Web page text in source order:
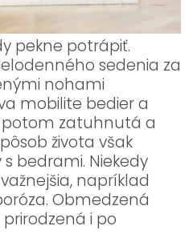
pekne potrápiť.
sedenia za
nohami
mobilite bedier a
zatuhnutá a
života však
bedrami. Niekedy
napríklad
Obmedzená
i po